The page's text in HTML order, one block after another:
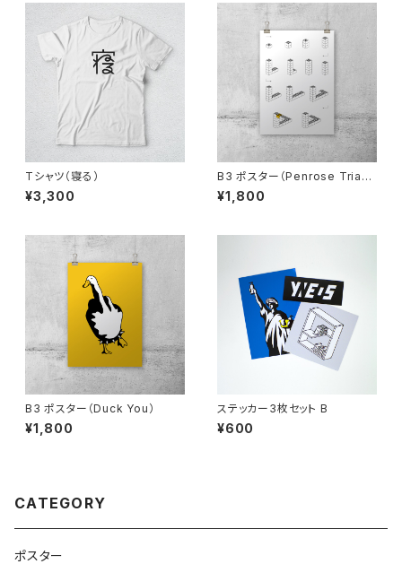
Tシャツ（寝る）
¥3,300
B3 ポスター（Penrose Triang
le）
¥1,800
B3 ポスター（Duck You）
¥1,800
ステッカー3枚セット B
¥600
CATEGORY
ポスター